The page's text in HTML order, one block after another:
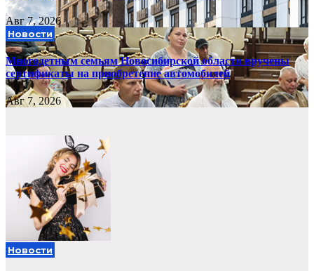
Авг 7, 2026
Новости
Многодетным семьям Новосибирской области вручены
сертификаты на приобретение автомобилей
Авг 7, 2026
Новости